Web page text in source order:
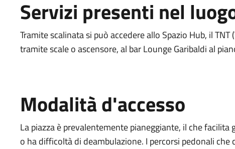
Servizi presenti nel
Tramite scalinata si può accedere allo Spazio Hub, il
tramite scale o ascensore, al bar Lounge Garibaldi al
Modalità d'accesso
La piazza è prevalentemente pianeggiante, il che
o ha difficoltà di deambulazione. I percorsi pedonali